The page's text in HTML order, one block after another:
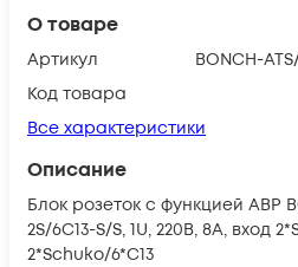
О товаре
Артикул
BONCH-
Код товара
Все характеристики
Описание
Блок розеток с функцией АВР
2S/6C13-S/S, 1U, 220В, 8А, вход
2*Schuko/6*C13